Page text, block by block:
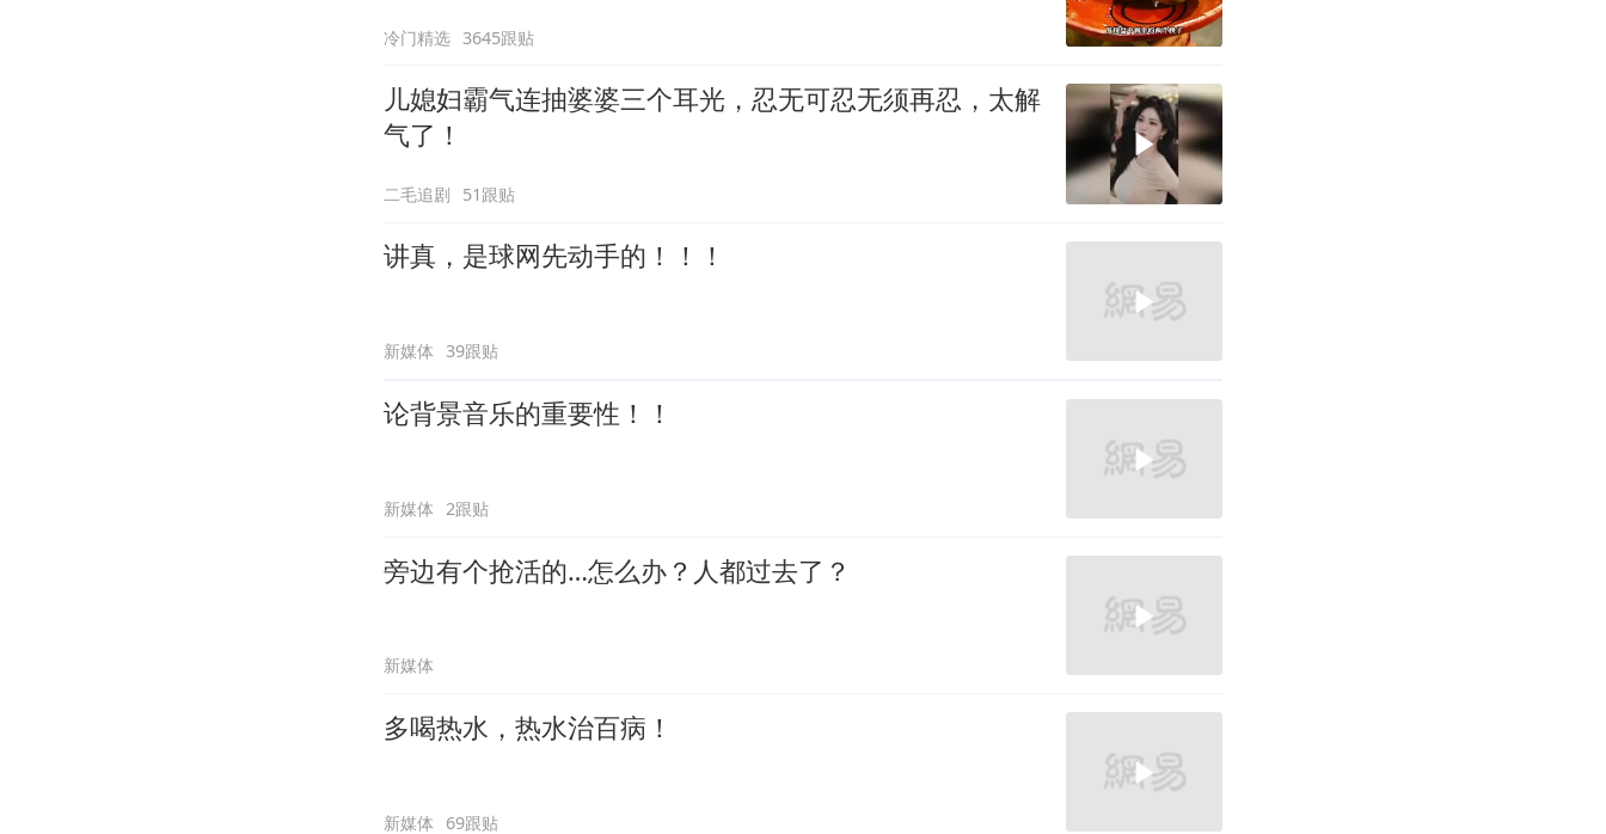
冷门精选 3645跟贴
儿媳妇霸气连抽婆婆三个耳光，忍无可忍无须再忍，太解
气了！
二毛追剧 51跟贴
讲真，是球网先动手的！！！
新媒体 39跟贴
论背景音乐的重要性！！
新媒体 2跟贴
旁边有个抢活的…怎么办？人都过去了？
新媒体
多喝热水，热水治百病！
新媒体 69跟贴